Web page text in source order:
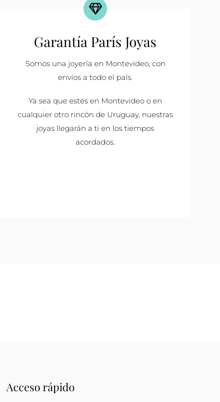
Garantía París Joyas
Somos una joyería en Montevideo, con
envíos a todo el país.
Ya sea que estés en Montevideo o en
cualquier otro rincón de Uruguay, nuestras
joyas llegarán a ti en los tiempos
acordados.
Acceso rápido